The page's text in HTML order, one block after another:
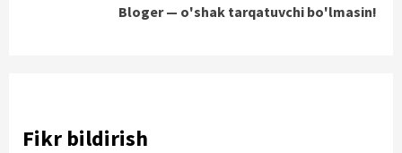
Bloger — o'shak tarqatuvchi bo'lmasin!
Fikr bildirish